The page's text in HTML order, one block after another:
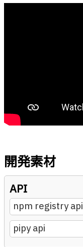
開発素材
API
npm registry api
pipy api